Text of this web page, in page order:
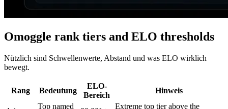
Omoggle rank tiers and ELO thresholds
Nützlich sind Schwellenwerte, Abstand und was ELO wirklich
bewegt.
Rang Bedeutung
ELO-
Bereich
Hinweis
Top named
Extreme top tier above the